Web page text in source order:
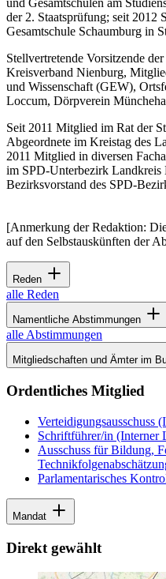
der 2. Staatsprüfung; seit 2012
Gesamtschule Schaumburg in
Stellvertretende Vorsitzende
Kreisverband Nienburg,
und Wissenschaft (GEW),
Loccum, Dörpverein
Seit 2011 Mitglied im Rat der
Abgeordnete im Kreistag des
2011 Mitglied in diversen
im SPD-Unterbezirk
Bezirksvorstand des SPD-
[Anmerkung der Redaktion:
auf den Selbstauskünften der
Reden
alle Reden
Namentliche Abstimmungen
alle Abstimmungen
Mitgliedschaften und Ämter im
Ordentliches Mitglied
Verteidigungsausschuss
Schriftführer/in (Interner
Ausschuss für Bildung,
Parlamentarisches
Mandat
Direkt gewählt